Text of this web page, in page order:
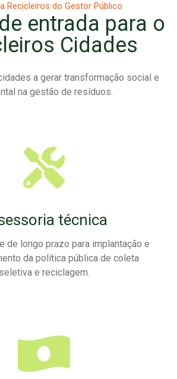
Recicleiros do Gestor Público
entrada para o
Cidades
a gerar transformação social e
na gestão de resíduos.
técnica
de longo prazo para implantação e
da política pública de coleta
seletiva e reciclagem.